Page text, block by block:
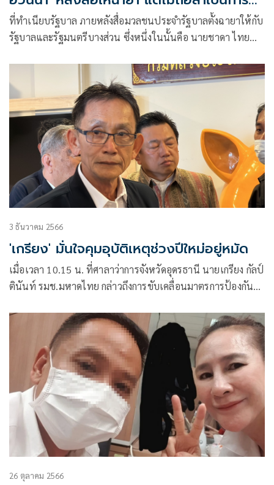
หยอกล้อ
ที่ทำเนียบรัฐบาล ภายหลังสื่อมวลชนประจำรัฐบาลตั้งฉายาให้กับ
รัฐบาลและรัฐมนตรีบางส่วน ซึ่งหนึ่งในนั้นคือ นายชาดา ไทย
3 ธันวาคม 2566
'เกรียง' มั่นใจคุมอุบัติเหตุช่วงปีใหม่อยู่หมัด
เมื่อเวลา 10.15 น. ที่ศาลาว่าการจังหวัดอุดรธานี นายเกรียง กัลป์
ตินันท์ รมช.มหาดไทย กล่าวถึงการขับเคลื่อนมาตรการป้องกัน
26 ตุลาคม 2566